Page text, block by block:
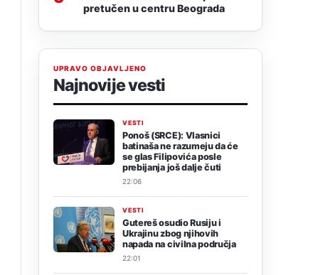
pretučen u centru Beograda
UPRAVO OBJAVLJENO
Najnovije vesti
VESTI
Ponoš (SRCE): Vlasnici
batinaša ne razumeju da će
se glas Filipovića posle
prebijanja još dalje čuti
22:06
VESTI
Gutereš osudio Rusiju i
Ukrajinu zbog njihovih
napada na civilna područja
22:01